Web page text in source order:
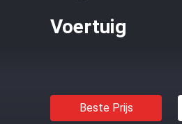
Voertuig
Beste Prijs